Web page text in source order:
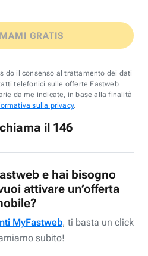
GRATIS
do il consenso al trattamento dei dati
telefonici sulle offerte Fastweb
da me indicate, in base alla finalità
sulla privacy.
il 146
e hai bisogno
attivare un’offerta
MyFastweb, ti basta un click
subito!